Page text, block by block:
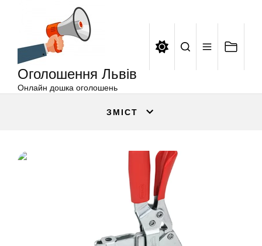
Оголошення Львів
Онлайн дошка оголошень
ЗМІСТ